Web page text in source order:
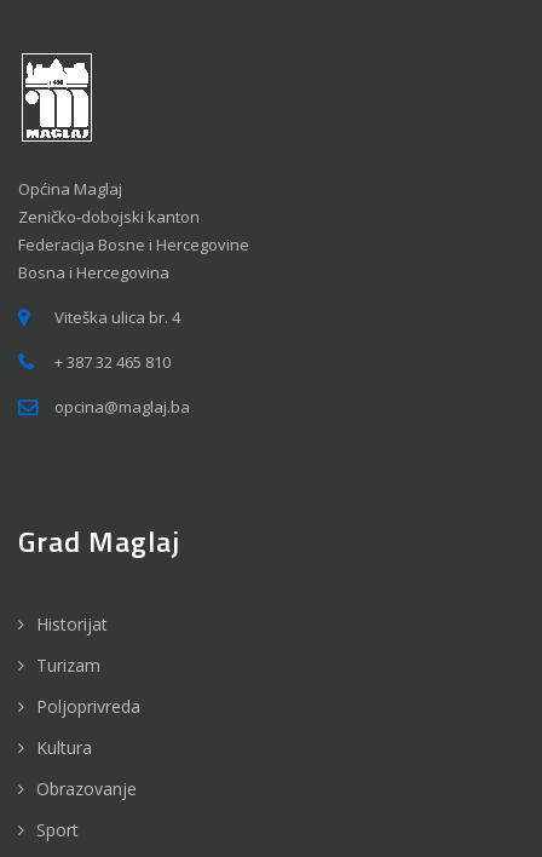
Općina Maglaj
Zeničko-dobojski kanton
Federacija Bosne i Hercegovine
Bosna i Hercegovina
Viteška ulica br. 4
+ 387 32 465 810
opcina@maglaj.ba
Grad Maglaj
Historijat
Turizam
Poljoprivreda
Kultura
Obrazovanje
Sport